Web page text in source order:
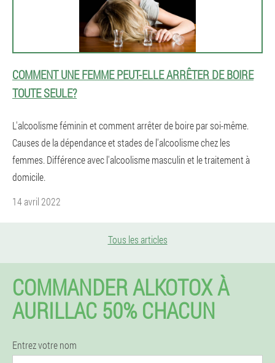
COMMENT UNE FEMME PEUT-ELLE ARRÊTER DE BOIRE
TOUTE SEULE?
L'alcoolisme féminin et comment arrêter de boire par soi-même.
Causes de la dépendance et stades de l'alcoolisme chez les
femmes. Différence avec l'alcoolisme masculin et le traitement à
domicile.
14 avril 2022
Tous les articles
COMMANDER ALKOTOX À
AURILLAC 50% CHACUN
Entrez votre nom